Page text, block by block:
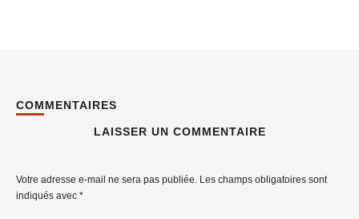
COMMENTAIRES
LAISSER UN COMMENTAIRE
Votre adresse e-mail ne sera pas publiée. Les champs obligatoires sont
indiqués avec *